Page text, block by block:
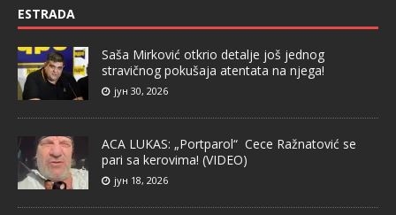
ESTRADA
Saša Mirković otkrio detalje još jednog
stravičnog pokušaja atentata na njega!
јун 30, 2026
ACA LUKAS: „Portparol“ Cece Ražnatović se
pari sa kerovima! (VIDEO)
јун 18, 2026